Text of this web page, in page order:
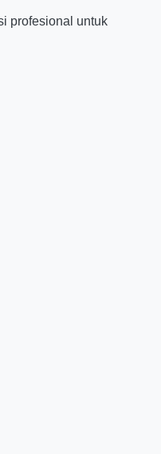
profesional untuk